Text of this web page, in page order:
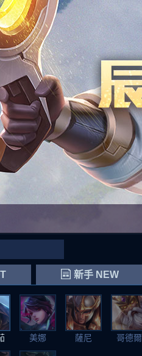
表
能
新手 NEW
美娜 薩尼 哥德爾